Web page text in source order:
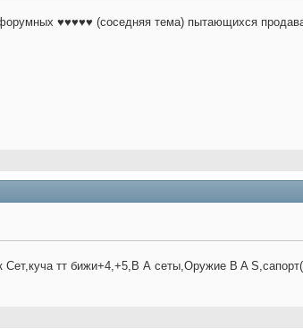
♥♥♥♥♥ (соседняя тема) пытающихся
тт бижи+4,+5,B А сеты,Оружие B A